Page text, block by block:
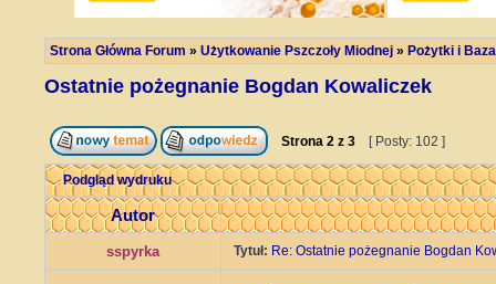
Strona Główna Forum » Użytkowanie Pszczoły Miodnej » Pożytki i
Ostatnie pożegnanie Bogdan Kowaliczek
Strona 2 z 3 [ Posty: 102 ]
Podgląd wydruku
Autor
sspyrka Tytuł: Re: Ostatnie pożegnanie Bogdan